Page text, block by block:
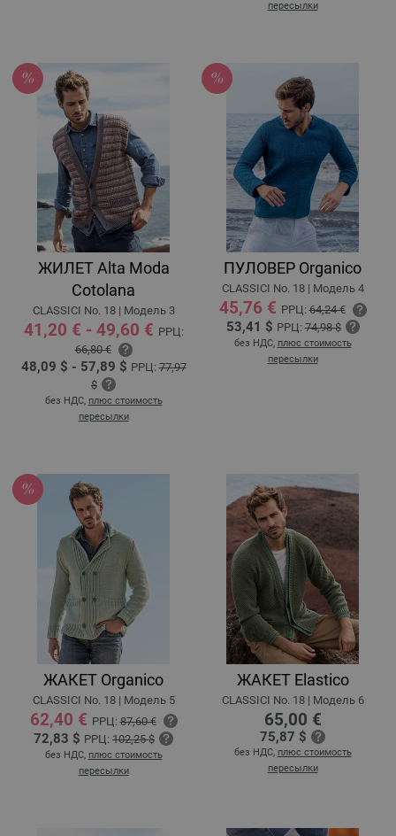
пересылки
ЖИЛЕТ Alta Moda
Cotolana
CLASSICI No. 18 | Модель 3
41,20 € - 49,60 € РРЦ:
66,80 €
48,09 $ - 57,89 $ РРЦ:77,97
$
без НДС, плюс стоимость
пересылки
ПУЛОВЕР Organico
CLASSICI No. 18 | Модель 4
45,76 € РРЦ:64,24 €
53,41 $ РРЦ:74,98 $
без НДС, плюс стоимость
пересылки
ЖАКЕТ Organico
CLASSICI No. 18 | Модель 5
62,40 € РРЦ:87,60 €
72,83 $ РРЦ: 102,25 $
без НДС, плюс стоимость
пересылки
ЖАКЕТ Elastico
CLASSICI No. 18 | Модель 6
65,00 €
75,87 $
без НДС, плюс стоимость
пересылки